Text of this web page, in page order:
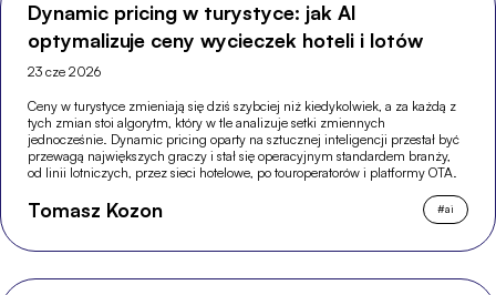
Dynamic pricing w turystyce: jak AI
optymalizuje ceny wycieczek hoteli i lotów
23 cze 2026
Ceny w turystyce zmieniają się dziś szybciej niż kiedykolwiek, a za każdą z
tych zmian stoi algorytm, który w tle analizuje setki zmiennych
jednocześnie. Dynamic pricing oparty na sztucznej inteligencji przestał być
przewagą największych graczy i stał się operacyjnym standardem branży,
od linii lotniczych, przez sieci hotelowe, po touroperatorów i platformy OTA.
Tomasz Kozon #ai